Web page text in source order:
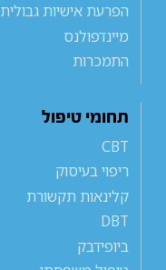
הפרעת אישיות גבולית
מיינדפולנס
התמכרות
תחומי טיפול
CBT
ריפוי בעיסוק
קלינאות תקשורת
DBT
ביופידבק